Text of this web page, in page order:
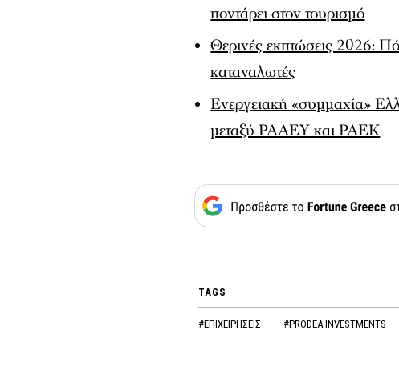
ποντάρει στον τουρισμό
Θερινές εκπτώσεις 2026:
καταναλωτές
Ενεργειακή «συμμαχία»
μεταξύ ΡΑΑΕΥ και ΡΑΕΚ
TAGS
#ΕΠΙΧΕΙΡΗΣΕΙΣ #PRODEA INVESTMENTS